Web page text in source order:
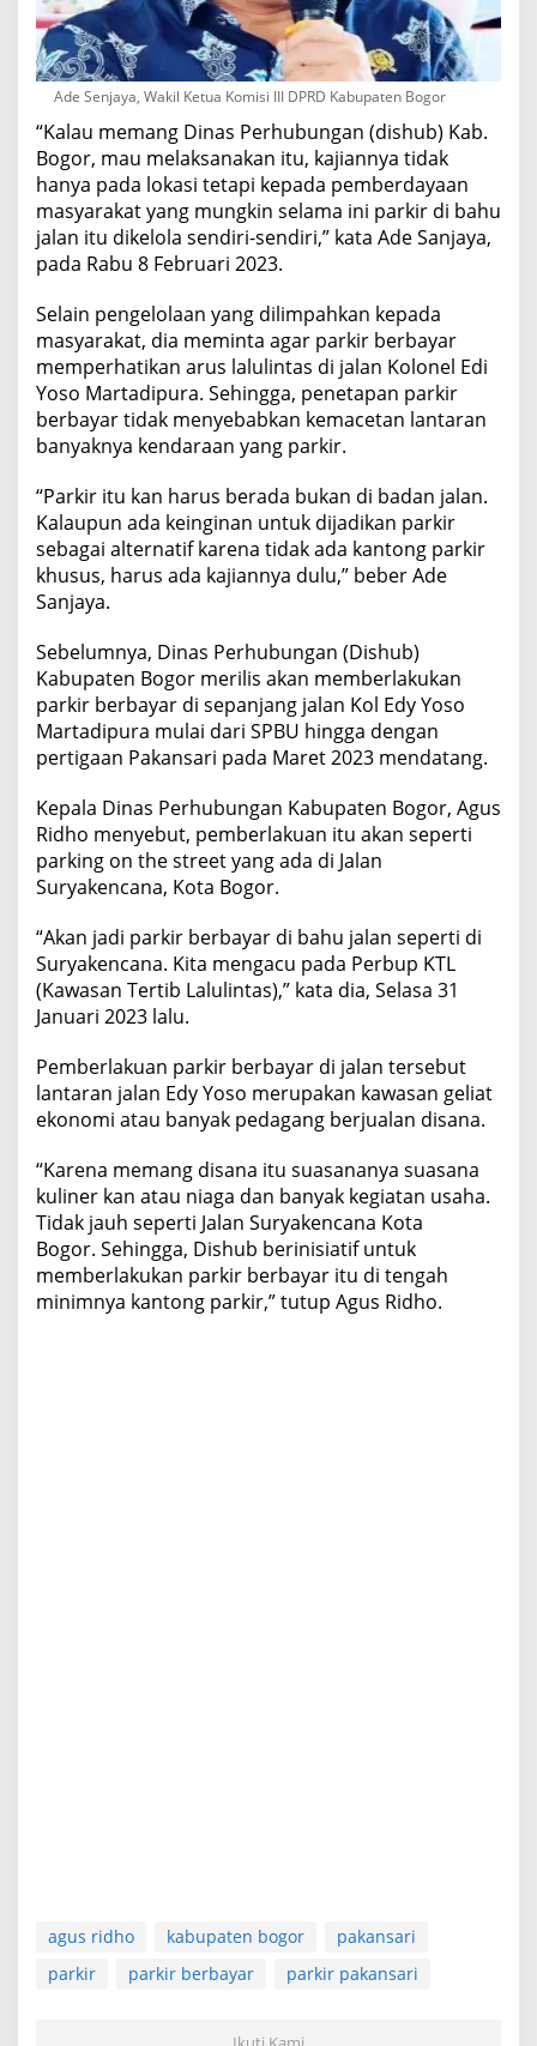
Ade Senjaya, Wakil Ketua Komisi III DPRD Kabupaten Bogor
“Kalau memang Dinas Perhubungan (dishub) Kab.
Bogor, mau melaksanakan itu, kajiannya tidak
hanya pada lokasi tetapi kepada pemberdayaan
masyarakat yang mungkin selama ini parkir di bahu
jalan itu dikelola sendiri-sendiri,” kata Ade Sanjaya,
pada Rabu 8 Februari 2023.
Selain pengelolaan yang dilimpahkan kepada
masyarakat, dia meminta agar parkir berbayar
memperhatikan arus lalulintas di jalan Kolonel Edi
Yoso Martadipura. Sehingga, penetapan parkir
berbayar tidak menyebabkan kemacetan lantaran
banyaknya kendaraan yang parkir.
“Parkir itu kan harus berada bukan di badan jalan.
Kalaupun ada keinginan untuk dijadikan parkir
sebagai alternatif karena tidak ada kantong parkir
khusus, harus ada kajiannya dulu,” beber Ade
Sanjaya.
Sebelumnya, Dinas Perhubungan (Dishub)
Kabupaten Bogor merilis akan memberlakukan
parkir berbayar di sepanjang jalan Kol Edy Yoso
Martadipura mulai dari SPBU hingga dengan
pertigaan Pakansari pada Maret 2023 mendatang.
Kepala Dinas Perhubungan Kabupaten Bogor, Agus
Ridho menyebut, pemberlakuan itu akan seperti
parking on the street yang ada di Jalan
Suryakencana, Kota Bogor.
“Akan jadi parkir berbayar di bahu jalan seperti di
Suryakencana. Kita mengacu pada Perbup KTL
(Kawasan Tertib Lalulintas),” kata dia, Selasa 31
Januari 2023 lalu.
Pemberlakuan parkir berbayar di jalan tersebut
lantaran jalan Edy Yoso merupakan kawasan geliat
ekonomi atau banyak pedagang berjualan disana.
“Karena memang disana itu suasananya suasana
kuliner kan atau niaga dan banyak kegiatan usaha.
Tidak jauh seperti Jalan Suryakencana Kota
Bogor. Sehingga, Dishub berinisiatif untuk
memberlakukan parkir berbayar itu di tengah
minimnya kantong parkir,” tutup Agus Ridho.
agus ridho kabupaten bogor
pakansari
parkir
parkir berbayar parkir pakansari